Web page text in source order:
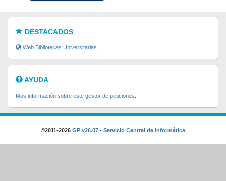
DESTACADOS
Web Bibliotecas Universitarias
AYUDA
Más información sobre este gestor de peticiones
©2011-2026 GP v26.07 - Servicio Central de Informática